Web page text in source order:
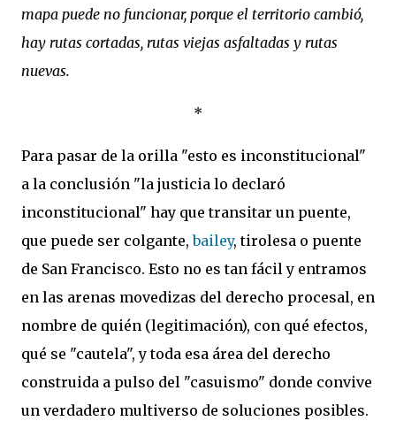
mapa puede no funcionar, porque el territorio cambió,
hay rutas cortadas, rutas viejas asfaltadas y rutas
nuevas.
*
Para pasar de la orilla "esto es inconstitucional"
a la conclusión "la justicia lo declaró
inconstitucional" hay que transitar un puente,
que puede ser colgante,bailey, tirolesa o puente
de San Francisco. Esto no es tan fácil y entramos
en las arenas movedizas del derecho procesal, en
nombre de quién (legitimación), con qué efectos,
qué se "cautela", y toda esa área del derecho
construida a pulso del "casuismo" donde convive
un verdadero multiverso de soluciones posibles.